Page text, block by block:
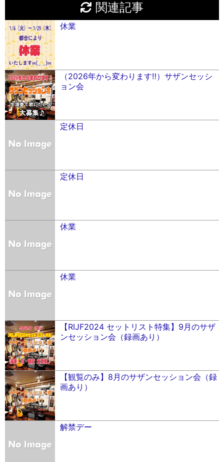
関連記事
休業
（2026年から変わります‼︎）サザンセッシ
ョン会
定休日
定休日
休業
休業
【RIJF2024 セットリスト特集】9月のサザ
ンセッション会（録画あり）
【観覧のみ】8月のサザンセッション会（録
画あり）
解禁デー